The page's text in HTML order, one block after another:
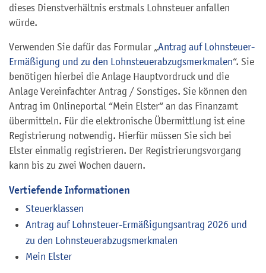
dieses Dienstverhältnis erstmals Lohnsteuer anfallen
würde.
Verwenden Sie dafür das Formular „Antrag auf Lohnsteuer-
Ermäßigung und zu den Lohnsteuerabzugsmerkmalen“. Sie
benötigen hierbei die Anlage Hauptvordruck und die
Anlage Vereinfachter Antrag / Sonstiges. Sie können den
Antrag im Onlineportal “Mein Elster“ an das Finanzamt
übermitteln. Für die elektronische Übermittlung ist eine
Registrierung notwendig. Hierfür müssen Sie sich bei
Elster einmalig registrieren. Der Registrierungsvorgang
kann bis zu zwei Wochen dauern.
Vertiefende Informationen
Steuerklassen
Antrag auf Lohnsteuer-Ermäßigungsantrag 2026 und
zu den Lohnsteuerabzugsmerkmalen
Mein Elster